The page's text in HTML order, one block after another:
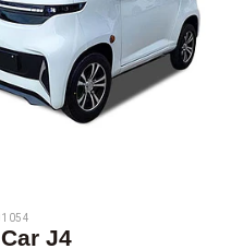
J4